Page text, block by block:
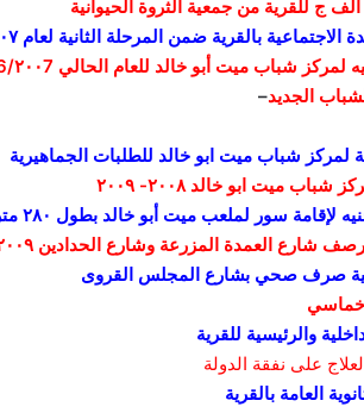
بالقرية ضمن المرحلة الثانية لعام ٢٠٠٧
الجديد–
۲۰۰۹
خماسي
والرئيسية للقرية
على نفقة الدولة
العامة بالقرية